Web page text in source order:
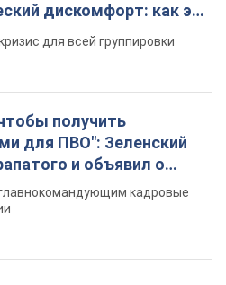
дискомфорт: как это
для всей группировки
получить
для ПВО": Зеленский
и объявил о
кадровые